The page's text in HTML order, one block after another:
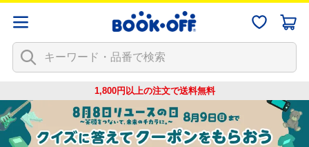
1,800円以上の注文で送料無料